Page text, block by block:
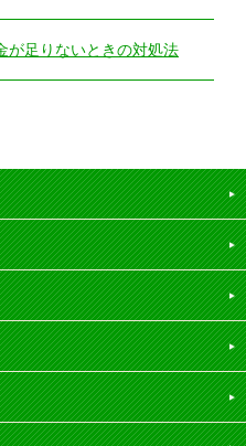
が足りないときの対処法